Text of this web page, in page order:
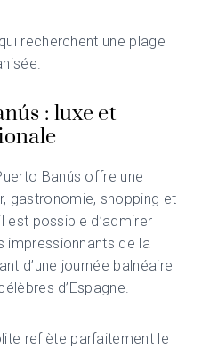
recherchent une plage
: luxe et
Banús offre une
gastronomie, shopping et
est possible d’admirer
impressionnants de la
d’une journée balnéaire
d’Espagne.
reflète parfaitement le